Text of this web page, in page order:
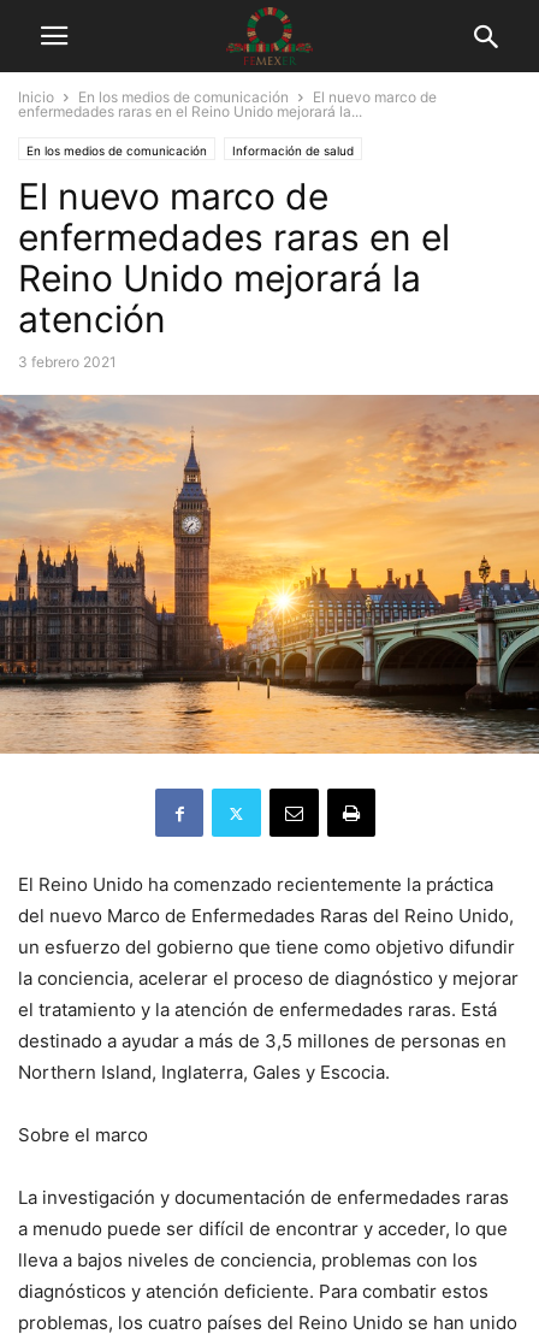
Inicio En los medios de comunicación
El nuevo marco de
enfermedades raras en el Reino Unido mejorará la...
En los medios de comunicación Información de salud
El nuevo marco de
enfermedades raras en el
Reino Unido mejorará la
atención
3 febrero 2021
El Reino Unido ha comenzado recientemente la práctica
del nuevo Marco de Enfermedades Raras del Reino Unido,
un esfuerzo del gobierno que tiene como objetivo difundir
la conciencia, acelerar el proceso de diagnóstico y mejorar
el tratamiento y la atención de enfermedades raras. Está
destinado a ayudar a más de 3,5 millones de personas en
Northern Island, Inglaterra, Gales y Escocia.
Sobre el marco
La investigación y documentación de enfermedades raras
a menudo puede ser difícil de encontrar y acceder, lo que
lleva a bajos niveles de conciencia, problemas con los
diagnósticos y atención deficiente. Para combatir estos
problemas, los cuatro países del Reino Unido se han unido